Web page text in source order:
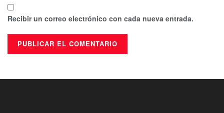
Recibir un correo electrónico con cada nueva entrada.